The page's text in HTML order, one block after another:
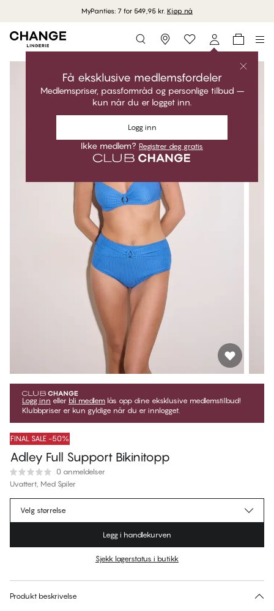
MyPanties: 7 for 549,95 kr. Kjøp nå
Storefinder
Få eksklusive medlemsfordeler
Medlemspriser, passformråd og personlige tilbud –
kun når du er logget inn.
Logg inn
Ikke medlem? Registrer deg gratis
Logg inn eller bli medlem lås opp dine eksklusive medlemstilbud!
Klubbpriser er kun gyldige når du er innlogget.
FINAL SALE -50%
Adley Full Support Bikinitopp
0 anmeldelser
Uvattert, Med Spiler
kr 899,00Ordinær pris
Velg størrelse
Legg i handlekurven
Sjekk lagerstatus i butikk
Produkt beskrivelse